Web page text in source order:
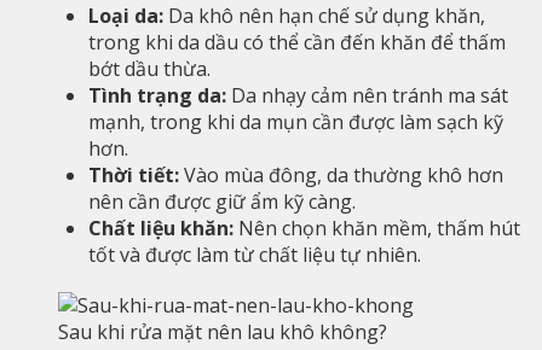
Loại da: Da khô nên hạn chế sử dụng khăn,
trong khi da dầu có thể cần đến khăn để thấm
bớt dầu thừa.
Tình trạng da: Da nhạy cảm nên tránh ma sát
mạnh, trong khi da mụn cần được làm sạch kỹ
hơn.
Thời tiết:Vào mùa đông, da thường khô hơn
nên cần được giữ ẩm kỹ càng.
Chất liệu khăn: Nên chọn khăn mềm, thấm hút
tốt và được làm từ chất liệu tự nhiên.
Sau khi rửa mặt nên lau khô không?